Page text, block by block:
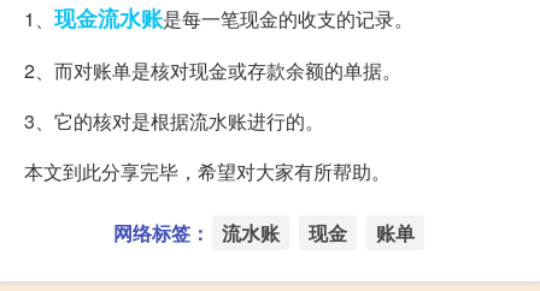
1、 现金流水账是每一笔现金的收支的记录。
2、而对账单是核对现金或存款余额的单据。
3、它的核对是根据流水账进行的。
本文到此分享完毕，希望对大家有所帮助。
网络标签： 流水账 现金 账单